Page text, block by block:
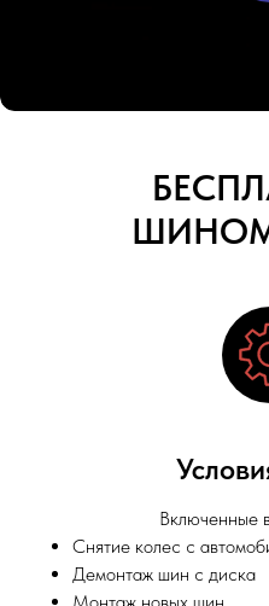
Включенные
Снятие колес с
Демонтаж шин с диска